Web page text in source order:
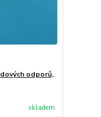
odporů,
skladem